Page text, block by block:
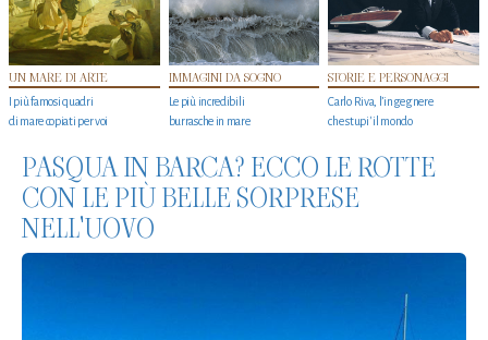
UN MARE DI ARTE
I più famosi quadri
di mare copiati per voi
IMMAGINI DA SOGNO
Le più incredibili
burrasche in mare
STORIE E PERSONAGGI
Carlo Riva, l’ingegnere
che stupi' il mondo
PASQUA IN BARCA? ECCO LE ROTTE
CON LE PIÙ BELLE SORPRESE
NELL'UOVO